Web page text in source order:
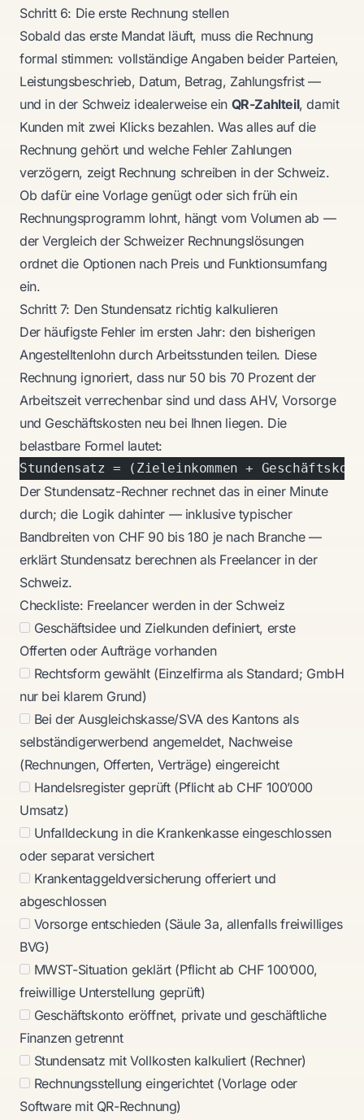
Schritt 6: Die erste Rechnung stellen
Sobald das erste Mandat läuft, muss die Rechnung
formal stimmen: vollständige Angaben beider Parteien,
Leistungsbeschrieb, Datum, Betrag, Zahlungsfrist —
und in der Schweiz idealerweise ein QR-Zahlteil, damit
Kunden mit zwei Klicks bezahlen. Was alles auf die
Rechnung gehört und welche Fehler Zahlungen
verzögern, zeigt Rechnung schreiben in der Schweiz.
Ob dafür eine Vorlage genügt oder sich früh ein
Rechnungsprogramm lohnt, hängt vom Volumen ab —
derVergleich der Schweizer Rechnungslösungen
ordnet die Optionen nach Preis und Funktionsumfang
ein.
Schritt 7: Den Stundensatz richtig kalkulieren
Der häufigste Fehler im ersten Jahr: den bisherigen
Angestelltenlohn durch Arbeitsstunden teilen. Diese
Rechnung ignoriert, dass nur 50 bis 70 Prozent der
Arbeitszeit verrechenbar sind und dass AHV, Vorsorge
und Geschäftskosten neu bei Ihnen liegen. Die
belastbare Formel lautet:
Stundensatz = (Zieleinkommen +
Der Stundensatz-Rechnerrechnet das in einer Minute
durch; die Logik dahinter — inklusive typischer
Bandbreiten von CHF 90 bis 180 je nach Branche —
erklärt Stundensatz berechnen als Freelancer in der
Schweiz.
Checkliste: Freelancer werden in der Schweiz
Geschäftsidee und Zielkunden definiert, erste
Offerten oder Aufträge vorhanden
Rechtsform gewählt (Einzelfirma als Standard; GmbH
nur bei klarem Grund)
Bei der Ausgleichskasse/SVA des Kantons als
selbständigerwerbend angemeldet, Nachweise
(Rechnungen, Offerten, Verträge) eingereicht
Handelsregister geprüft (Pflicht ab CHF 100’000
Umsatz)
Unfalldeckung in die Krankenkasse eingeschlossen
oder separat versichert
Krankentaggeldversicherung offeriert und
abgeschlossen
Vorsorge entschieden (Säule 3a, allenfalls freiwilliges
BVG)
MWST-Situation geklärt (Pflicht ab CHF 100’000,
freiwillige Unterstellung geprüft)
Geschäftskonto eröffnet, private und geschäftliche
Finanzen getrennt
Stundensatz mit Vollkosten kalkuliert (Rechner)
Rechnungsstellung eingerichtet (Vorlage oder
Software mit QR-Rechnung)